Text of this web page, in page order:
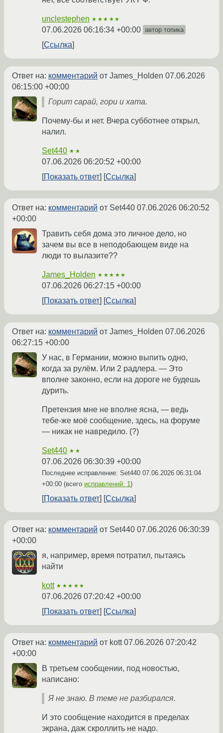
unclestephen ★★★★★
07.06.2026 06:16:34 +00:00 автор топика
Ссылка
Ответ на: комментарий от James_Holden 07.06.2026
06:15:00 +00:00
Горит сарай, гори и хата.
Почему-бы и нет. Вчера субботнее открыл,
налил.
Set440 ★★
07.06.2026 06:20:52 +00:00
Показать ответ
Ссылка
Ответ на: комментарий от Set440 07.06.2026 06:20:52
+00:00
Травить себя дома это личное дело, но
зачем вы все в неподобающем виде на
люди то вылазите??
James_Holden ★★★★★
07.06.2026 06:27:15 +00:00
Показать ответ
Ссылка
Ответ на: комментарий от James_Holden 07.06.2026
06:27:15 +00:00
У нас, в Германии, можно выпить одно,
когда за рулём. Или 2 радлера. — Это
вполне законно, если на дороге не будешь
дурить.
Претензия мне не вполне ясна, — ведь
тебе-же моё сообщение, здесь, на форуме
— никак не навредило. (?)
Set440 ★★
07.06.2026 06:30:39 +00:00
Последнее исправление: Set440 07.06.2026 06:31:04
+00:00 (всего исправлений: 1)
Показать ответ Ссылка
Ответ на: комментарий от Set440 07.06.2026 06:30:39
+00:00
я, например, время потратил, пытаясь
найти
kott ★★★★★
07.06.2026 07:20:42 +00:00
Показать ответ
Ссылка
Ответ на: комментарий от kott07.06.2026 07:20:42
+00:00
В третьем сообщении, под новостью,
написано:
Я не знаю. В теме не разбирался.
И это сообщение находится в пределах
экрана, даж скроллить не надо.